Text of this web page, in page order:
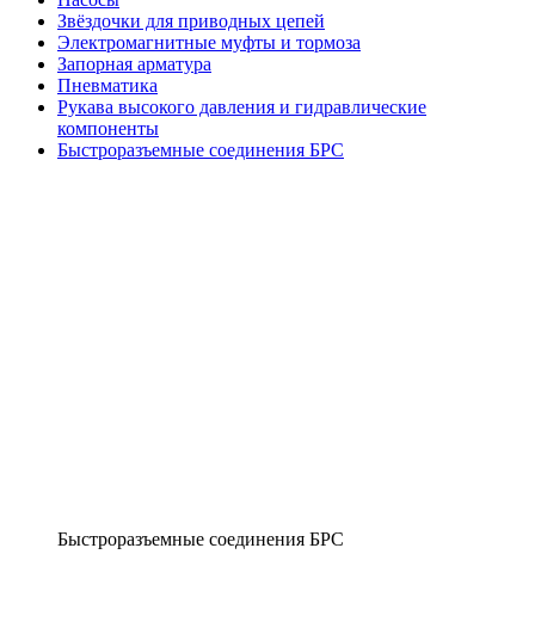
Звёздочки для приводных цепей
Электромагнитные муфты и тормоза
Запорная арматура
Пневматика
Рукава высокого давления и гидравлические
компоненты
Быстроразъемные соединения БРС
Быстроразъемные соединения БРС